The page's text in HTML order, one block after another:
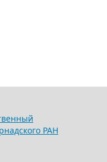
РАН